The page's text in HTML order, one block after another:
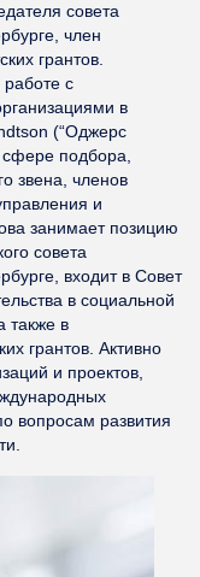
совета
член
грантов.
с
в
(“Оджерс
подбора,
звена, членов
и
занимает позицию
совета
входит в Совет
в социальной
также в
грантов. Активно
и проектов,
вопросам развития